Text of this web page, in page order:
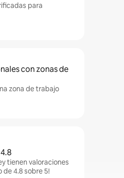
para
con zonas de
zona de trabajo
tienen valoraciones
de 4.8 sobre 5!